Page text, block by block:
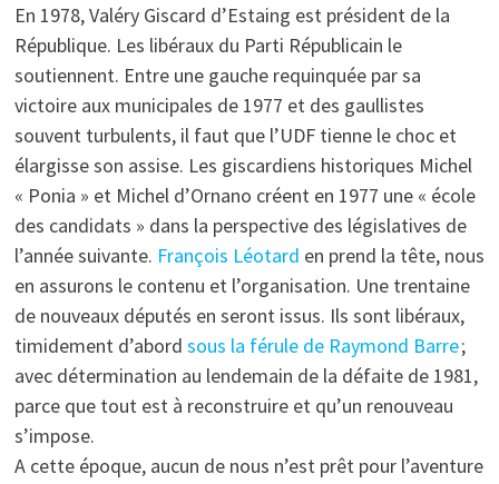
En 1978, Valéry Giscard d’Estaing est président de la
République. Les libéraux du Parti Républicain le
soutiennent. Entre une gauche requinquée par sa
victoire aux municipales de 1977 et des gaullistes
souvent turbulents, il faut que l’UDF tienne le choc et
élargisse son assise. Les giscardiens historiques Michel
« Ponia » et Michel d’Ornano créent en 1977 une « école
des candidats » dans la perspective des législatives de
l’année suivante. François Léotard en prend la tête, nous
en assurons le contenu et l’organisation. Une trentaine
de nouveaux députés en seront issus. Ils sont libéraux,
timidement d’abord sous la férule de Raymond Barre;
avec détermination au lendemain de la défaite de 1981,
parce que tout est à reconstruire et qu’un renouveau
s’impose.
A cette époque, aucun de nous n’est prêt pour l’aventure